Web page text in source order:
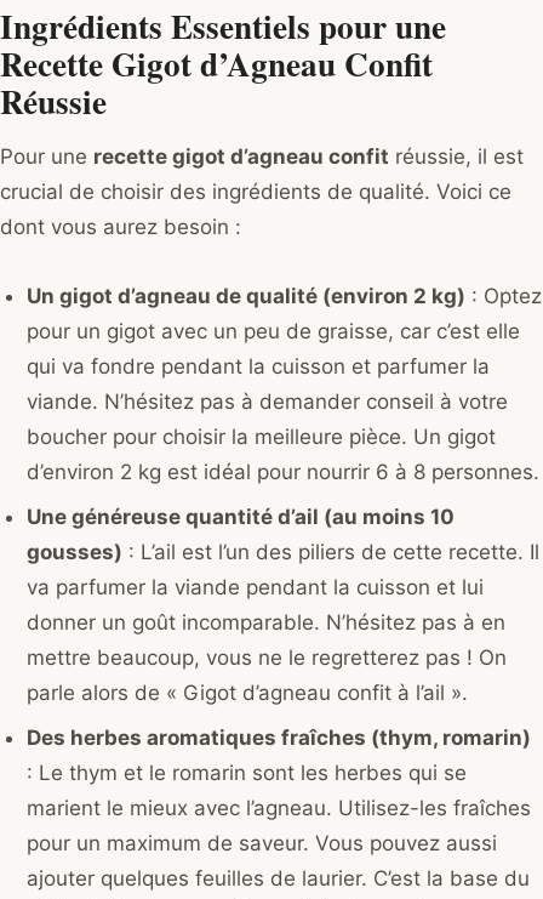
Ingrédients Essentiels pour une
Recette Gigot d’Agneau Confit
Réussie
Pour une recette gigot d’agneau confit réussie, il est
crucial de choisir des ingrédients de qualité. Voici ce
dont vous aurez besoin :
Un gigot d’agneau de qualité (environ 2 kg) : Optez
pour un gigot avec un peu de graisse, car c’est elle
qui va fondre pendant la cuisson et parfumer la
viande. N’hésitez pas à demander conseil à votre
boucher pour choisir la meilleure pièce. Un gigot
d’environ 2 kg est idéal pour nourrir 6 à 8 personnes.
Une généreuse quantité d’ail (au moins 10
gousses) : L’ail est l’un des piliers de cette recette. Il
va parfumer la viande pendant la cuisson et lui
donner un goût incomparable. N’hésitez pas à en
mettre beaucoup, vous ne le regretterez pas ! On
parle alors de « Gigot d’agneau confit à l’ail ».
Des herbes aromatiques fraîches (thym, romarin)
: Le thym et le romarin sont les herbes qui se
marient le mieux avec l’agneau. Utilisez-les fraîches
pour un maximum de saveur. Vous pouvez aussi
ajouter quelques feuilles de laurier. C’est la base du